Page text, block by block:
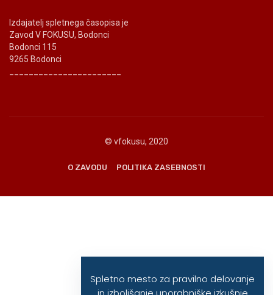
Izdajatelj spletnega časopisa je
Zavod V FOKUSU, Bodonci
Bodonci 115
9265 Bodonci
© vfokusu, 2020
O ZAVODU POLITIKA ZASEBNOSTI
Spletno mesto za pravilno delovanje